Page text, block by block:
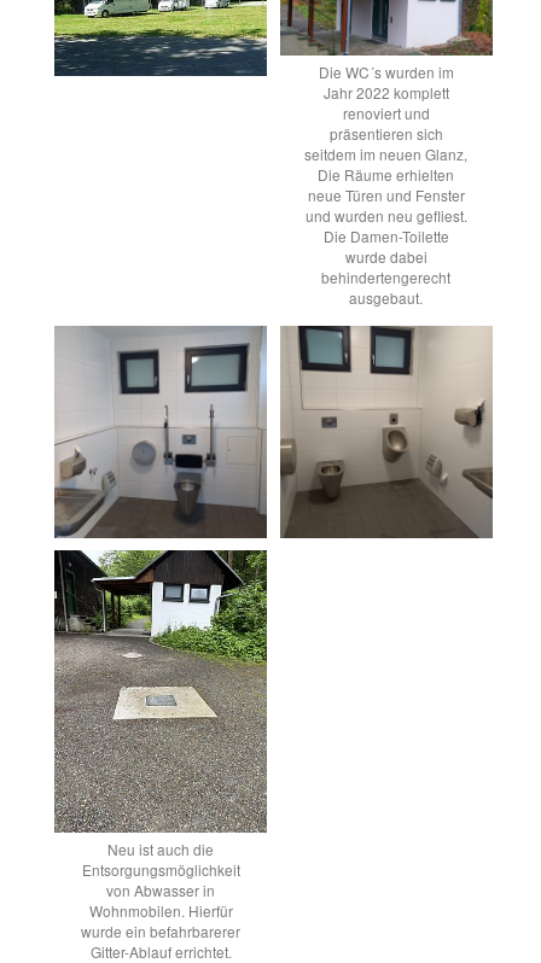
Die WC´s wurden im
Jahr 2022 komplett
renoviert und
präsentieren sich
seitdem im neuen Glanz,
Die Räume erhielten
neue Türen und Fenster
und wurden neu gefliest.
Die Damen-Toilette
wurde dabei
behindertengerecht
ausgebaut.
Neu ist auch die
Entsorgungsmöglichkeit
von Abwasser in
Wohnmobilen. Hierfür
wurde ein befahrbarerer
Gitter-Ablauf errichtet.